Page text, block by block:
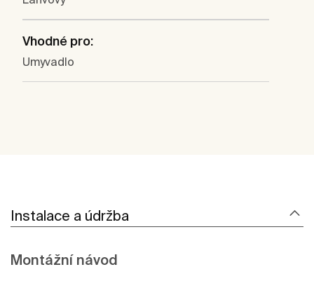
Vhodné pro:
Umyvadlo
Instalace a údržba
Montážní návod